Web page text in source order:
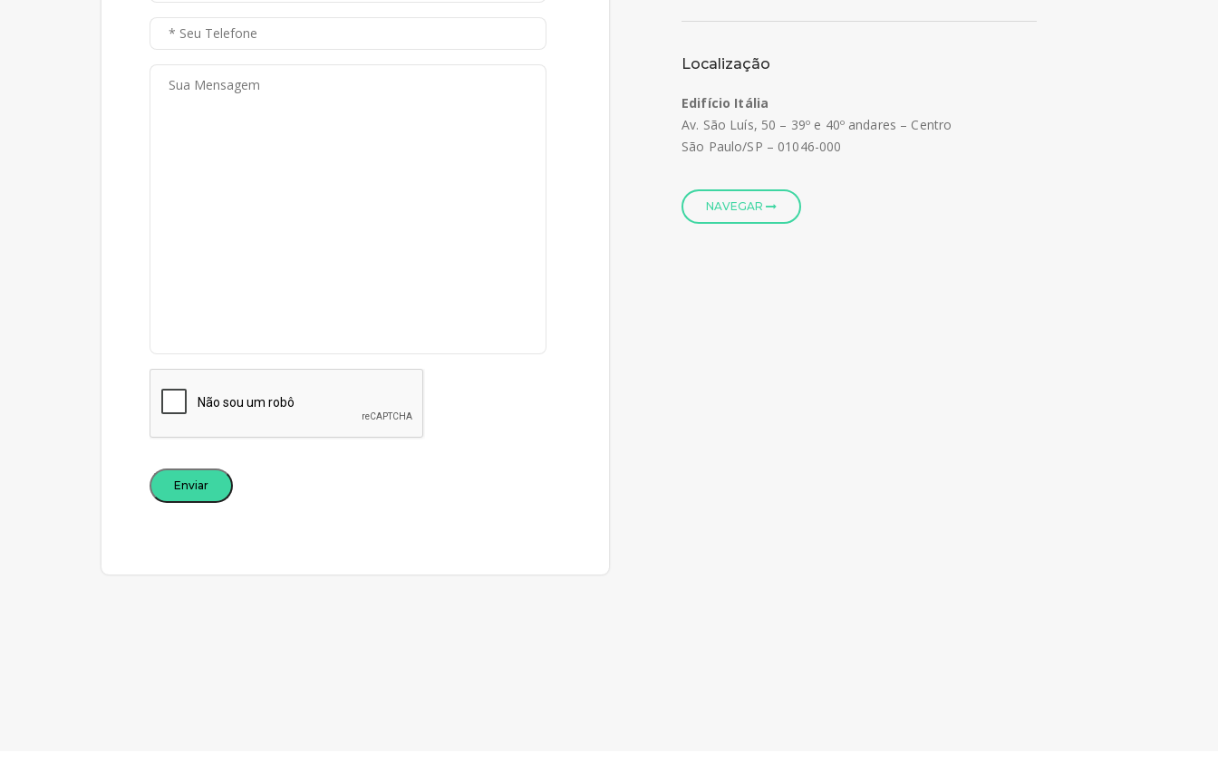
Localização
Edifício Itália
Av. São Luís, 50 – 39º e 40º andares – Centro
São Paulo/SP – 01046-000
NAVEGAR